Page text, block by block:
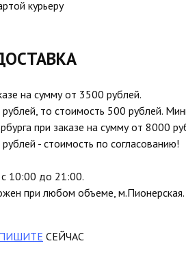
курьеру
на сумму от 3500 рублей.
то стоимость 500 рублей.
при заказе на сумму от 8000
- стоимость по согласованию!
10:00 до 21:00.
при любом объеме, м.Пионерская.
СЕЙЧАС